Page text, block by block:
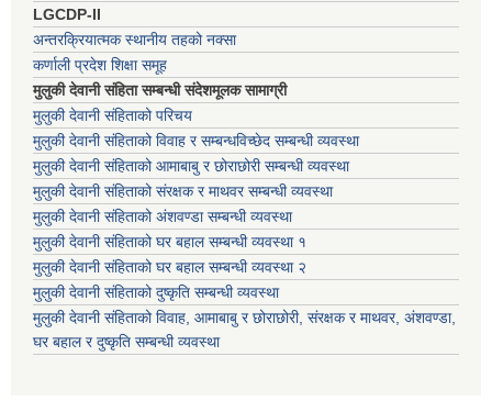
LGCDP-II
अन्तरक्रियात्मक स्थानीय तहको नक्सा
कर्णाली प्रदेश शिक्षा समूह
मुलुकी देवानी संहिता सम्बन्धी संदेशमूलक सामाग्री
मुलुकी देवानी संहिताको परिचय
मुलुकी देवानी संहिताको विवाह र सम्बन्धविच्छेद सम्बन्धी व्यवस्था
मुलुकी देवानी संहिताको आमाबाबु र छोराछोरी सम्बन्धी व्यवस्था
मुलुकी देवानी संहिताको संरक्षक र माथवर सम्बन्धी व्यवस्था
मुलुकी देवानी संहिताको अंशवण्डा सम्बन्धी व्यवस्था
मुलुकी देवानी संहिताको घर बहाल सम्बन्धी व्यवस्था १
मुलुकी देवानी संहिताको घर बहाल सम्बन्धी व्यवस्था २
मुलुकी देवानी संहिताको दुष्कृति सम्बन्धी व्यवस्था
मुलुकी देवानी संहिताको विवाह, आमाबाबु र छोराछोरी, संरक्षक र माथवर, अंशवण्डा,
घर बहाल र दुष्कृति सम्बन्धी व्यवस्था